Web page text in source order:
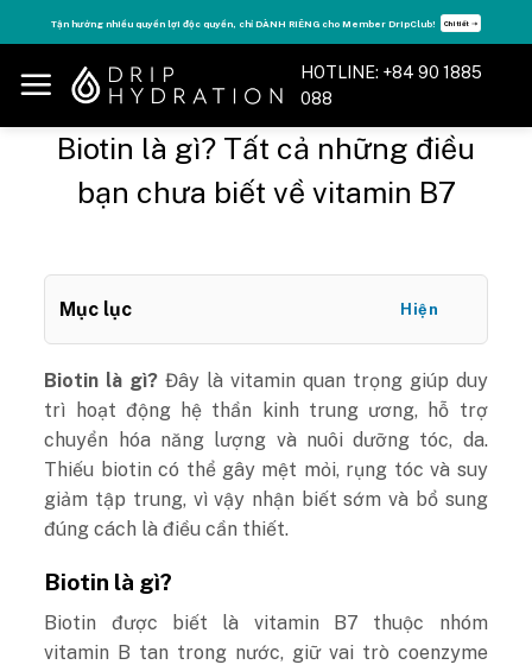
to
content
Tận hưởng nhiều quyền lợi độc quyền, chỉ DÀNH RIÊNG cho Member DripClub! Chi tiết ➝
HOTLINE: +84 90 1885
088
Biotin là gì? Tất cả những điều
bạn chưa biết về vitamin B7
Mục lục Hiện
Biotin là gì? Đây là vitamin quan trọng giúp duy
trì hoạt động hệ thần kinh trung ương, hỗ trợ
chuyển hóa năng lượng và nuôi dưỡng tóc, da.
Thiếu biotin có thể gây mệt mỏi, rụng tóc và suy
giảm tập trung, vì vậy nhận biết sớm và bổ sung
đúng cách là điều cần thiết.
Biotin là gì?
Biotin được biết là vitamin B7 thuộc nhóm
vitamin B tan trong nước, giữ vai trò coenzyme